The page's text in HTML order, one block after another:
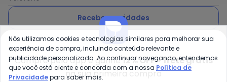
Receber novidades
Ao enviar o cadastro, você concorda com a nossa Política
de Privacidade
Compre pelo app e ganhe12% OFF + frete grátis
na sua primeira compra
Nós utilizamos cookies e tecnologias similares para melhorar sua
experiência de compra, incluindo conteúdo relevante e
publicidade personalizada. Ao continuar navegando, entendemos
que você está ciente e concorda com a nossa Política de
Privacidadepara saber mais.